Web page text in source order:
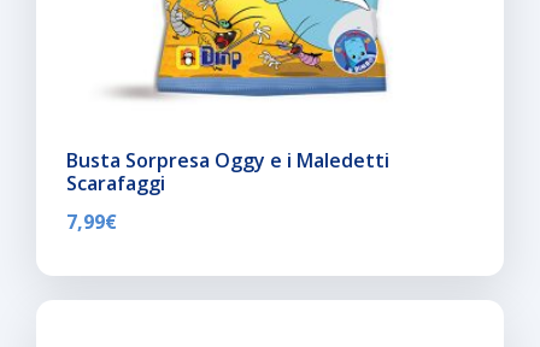
Busta Sorpresa Oggy e i Maledetti
Scarafaggi
7,99€